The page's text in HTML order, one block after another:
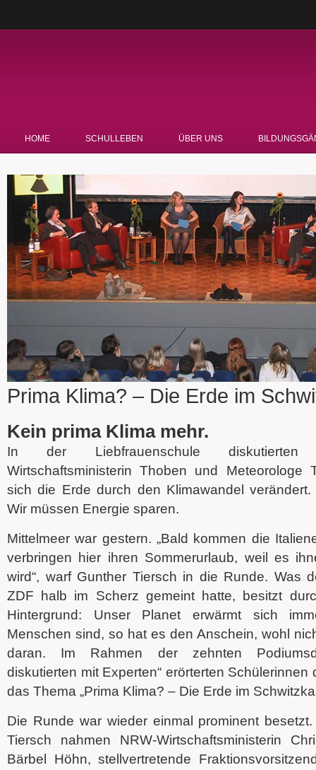
HOME SCHULLEBEN ÜBER UNS
Prima Klima? – Die Erde im
Kein prima Klima mehr.
In der Liebfrauenschule
Wirtschaftsministerin Thoben und Meteorologe
sich die Erde durch den Klimawandel verändert.
Wir müssen Energie sparen.
Mittelmeer war gestern. „Bald kommen die
verbringen hier ihren Sommerurlaub, weil es
wird“, warf Gunther Tiersch in die Runde. Was
ZDF halb im Scherz gemeint hatte, besitzt
Hintergrund: Unser Planet erwärmt sich
Menschen sind, so hat es den Anschein, wohl
daran. Im Rahmen der zehnten
diskutierten mit Experten“ erörterten Schülerinnen
das Thema „Prima Klima? – Die Erde im
Die Runde war wieder einmal prominent
Tiersch nahmen NRW-Wirtschaftsministerin
Bärbel Höhn, stellvertretende